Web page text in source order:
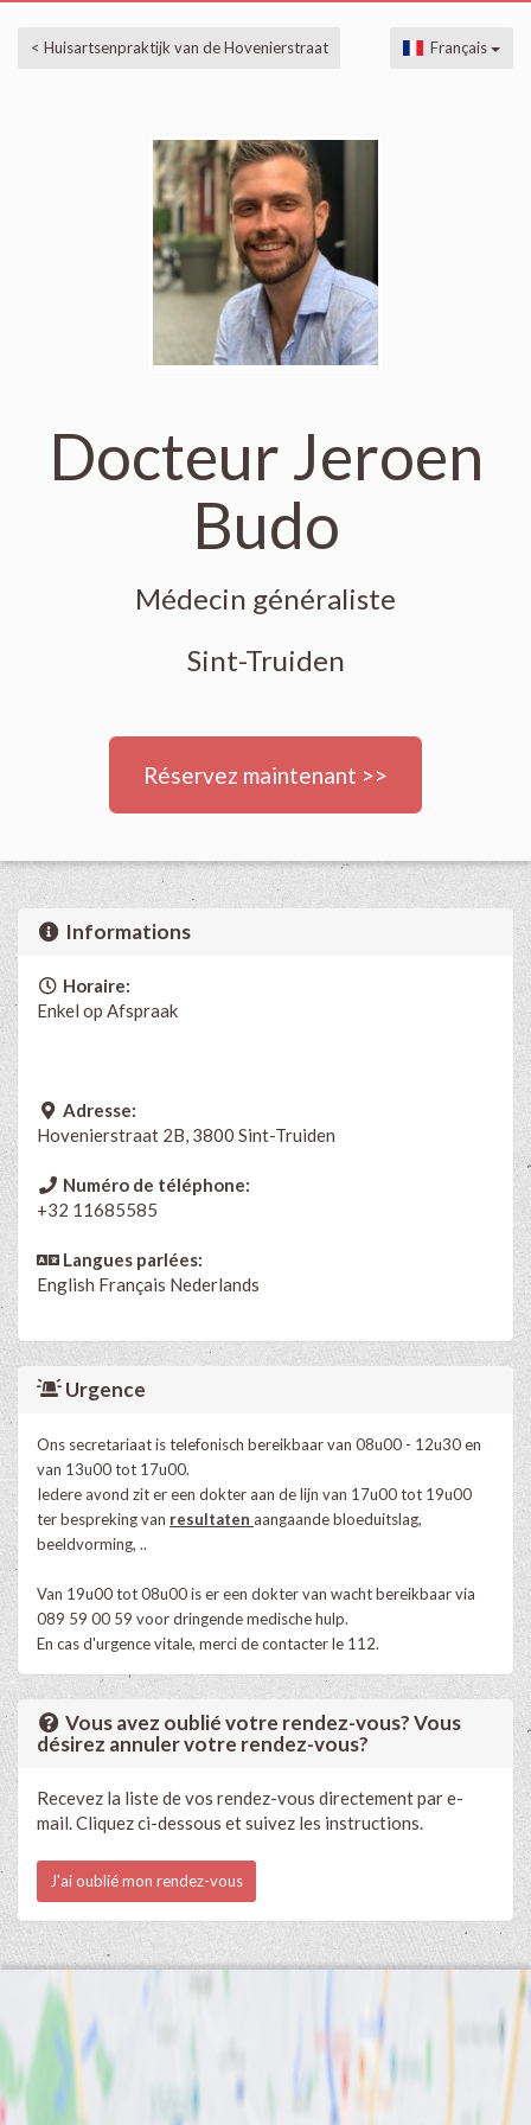
< Huisartsenpraktijk van de Hovenierstraat Français
Docteur Jeroen
Budo
Médecin généraliste
Sint-Truiden
Réservez maintenant >>
Informations
Horaire:
Enkel op Afspraak
Adresse:
Hovenierstraat 2B, 3800 Sint-Truiden
Numéro de téléphone:
+32 11685585
Langues parlées:
English Français Nederlands
Urgence
Ons secretariaat is telefonisch bereikbaar van 08u00 - 12u30 en
van 13u00 tot 17u00.
Iedere avond zit er een dokter aan de lijn van 17u00 tot 19u00
ter bespreking van resultaten aangaande bloeduitslag,
beeldvorming, ..
Van 19u00 tot 08u00 is er een dokter van wacht bereikbaar via
089 59 00 59 voor dringende medische hulp.
En cas d'urgence vitale, merci de contacter le 112.
Vous avez oublié votre rendez-vous? Vous
désirez annuler votre rendez-vous?
Recevez la liste de vos rendez-vous directement par e-
mail. Cliquez ci-dessous et suivez les instructions.
J'ai oublié mon rendez-vous